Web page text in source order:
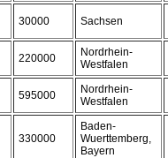
30000 Sachsen
220000
Nordrhein-
Westfalen
595000
Nordrhein-
Westfalen
330000
Baden-
Wuerttemberg,
Bayern